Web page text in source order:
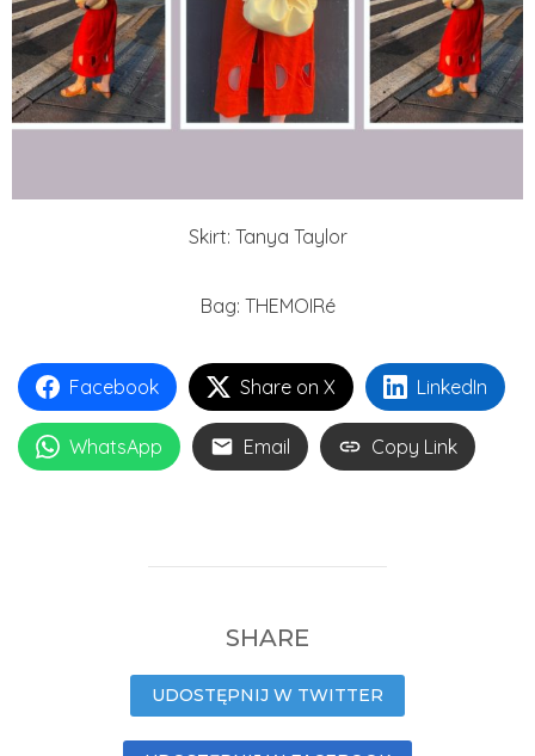
Skirt: Tanya Taylor
Bag: THEMOIRé
Facebook Share on X LinkedIn
WhatsApp Email Copy Link
SHARE
UDOSTĘPNIJ W TWITTER